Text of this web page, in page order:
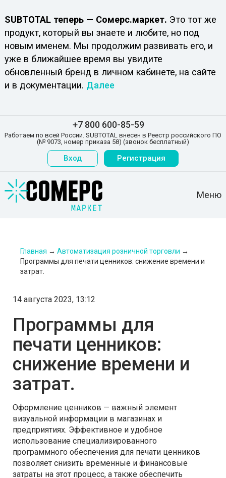
SUBTOTAL теперь — Сомерс.маркет. Это тот же
продукт, который вы знаете и любите, но под
новым именем. Мы продолжим развивать его, и
уже в ближайшее время вы увидите
обновленный бренд в личном кабинете, на сайте
и в документации. Далее
+7 800 600-85-59
Работаем по всей России. SUBTOTAL внесен в Реестр российского ПО
(№ 9073, номер приказа 58) (звонок бесплатный)
Вход Регистрация
Меню
Главная → Автоматизация розничной торговли →
Программы для печати ценников: снижение времени и
затрат.
14 августа 2023, 13:12
Программы для
печати ценников:
снижение времени и
затрат.
Оформление ценников — важный элемент
визуальной информации в магазинах и
предприятиях. Эффективное и удобное
использование специализированного
программного обеспечения для печати ценников
позволяет снизить временные и финансовые
затраты на этот процесс, а также обеспечить